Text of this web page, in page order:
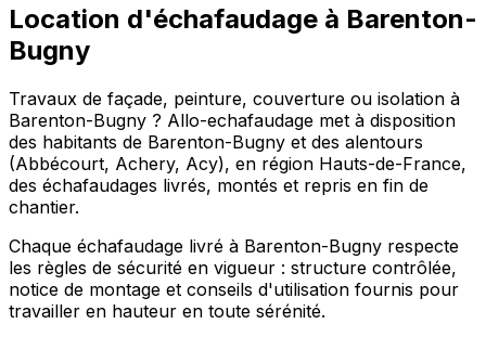
Location d'échafaudage à Barenton-
Bugny
Travaux de façade, peinture, couverture ou isolation à
Barenton-Bugny ? Allo-echafaudage met à disposition
des habitants de Barenton-Bugny et des alentours
(Abbécourt, Achery, Acy), en région Hauts-de-France,
des échafaudages livrés, montés et repris en fin de
chantier.
Chaque échafaudage livré à Barenton-Bugny respecte
les règles de sécurité en vigueur : structure contrôlée,
notice de montage et conseils d'utilisation fournis pour
travailler en hauteur en toute sérénité.